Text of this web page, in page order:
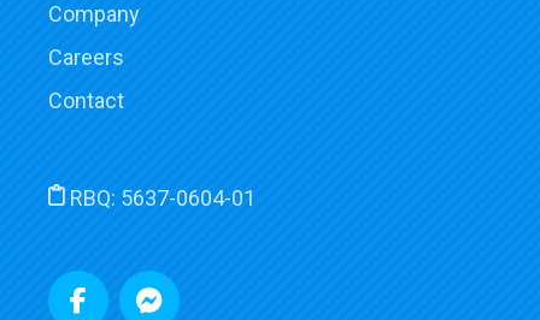
Company
Careers
Contact
RBQ: 5637-0604-01